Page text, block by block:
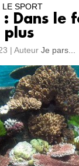
LE SPORT
: Dans le
plus
| Auteur Je pars...